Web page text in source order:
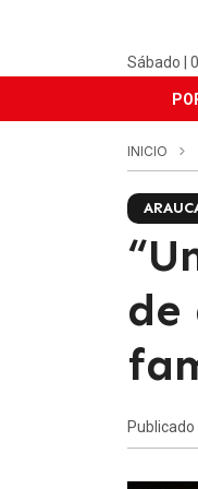
Sábado |
INICIO
de
Publicado